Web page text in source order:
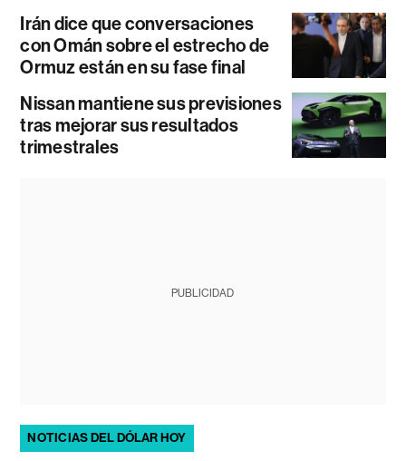
Irán dice que conversaciones
con Omán sobre el estrecho de
Ormuz están en su fase final
Nissan mantiene sus previsiones
tras mejorar sus resultados
trimestrales
PUBLICIDAD
NOTICIAS DEL DÓLAR HOY